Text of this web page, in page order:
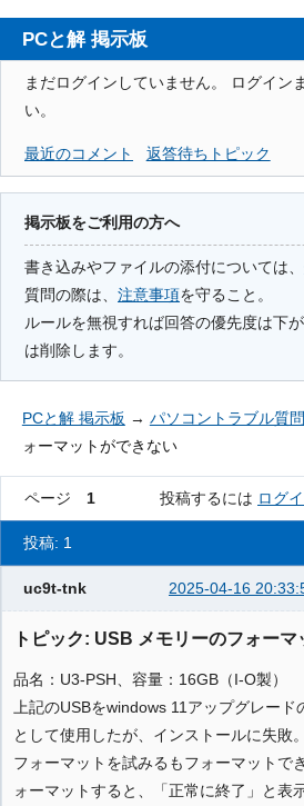
PCと解 掲示板
ホーム
注意事項
使用方法
検索
登録
ログイン
まだログインしていません。
ログイン
い。
最近のコメント 返答待ちトピック
掲示板をご利用の方へ
書き込みやファイルの添付については、
質問の際は、 注意事項を守ること。
ルールを無視すれば回答の優先度は下
は削除します。
PCと解 掲示板 → パソコントラブル質
ォーマットができない
ページ 1 投稿するには ログ
投稿: 1
uc9t-tnk 2025-04-16
トピック: USB メモリーのフォー
品名：U3-PSH、容量：16GB（I-O製）
上記のUSBをwindows 11アップグレー
として使用したが、インストールに失敗。
フォーマットを試みるもフォーマットで
ォーマットすると、「正常に終了」と表